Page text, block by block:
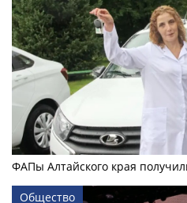
ФАПы Алтайского края
Общество